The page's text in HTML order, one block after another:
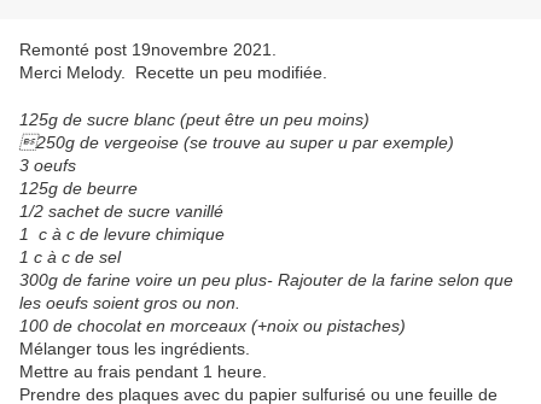
Remonté post 19novembre 2021.
Merci Melody. Recette un peu modifiée.
125g de sucre blanc (peut être un peu moins)
250g de vergeoise (se trouve au super u par exemple)
3 oeufs
125g de beurre
1/2 sachet de sucre vanillé
1 c à c de levure chimique
1 c à c de sel
300g de farine voire un peu plus- Rajouter de la farine selon que
les oeufs soient gros ou non.
100 de chocolat en morceaux (+noix ou pistaches)
Mélanger tous les ingrédients.
Mettre au frais pendant 1 heure.
Prendre des plaques avec du papier sulfurisé ou une feuille de